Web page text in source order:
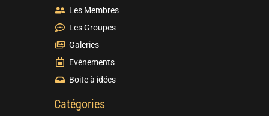
Les Membres
Les Groupes
Galeries
Evènements
Boite à idées
Catégories